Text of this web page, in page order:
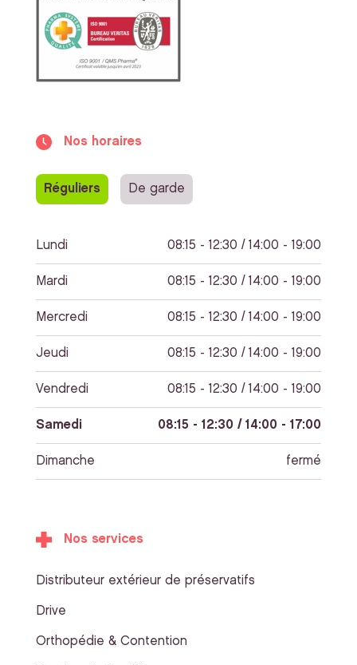
Nos horaires
Réguliers De garde
Lundi 08:15 - 12:30 / 14:00 - 19:00
Mardi 08:15 - 12:30 / 14:00 - 19:00
Mercredi 08:15 - 12:30 / 14:00 - 19:00
Jeudi 08:15 - 12:30 / 14:00 - 19:00
Vendredi 08:15 - 12:30 / 14:00 - 19:00
Samedi 08:15 - 12:30 / 14:00 - 17:00
Dimanche fermé
Nos services
Distributeur extérieur de préservatifs
Drive
Orthopédie & Contention